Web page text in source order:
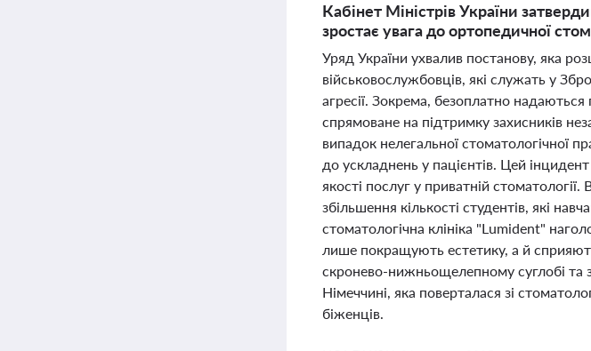
Кабінет Міністрів України
зростає увага до ортопедичної
Уряд України ухвалив постанову, яка
військовослужбовців, які служать у
агресії. Зокрема, безоплатно
спрямоване на підтримку захисників
випадок нелегальної стоматологічної
до ускладнень у пацієнтів. Цей
якості послуг у приватній
збільшення кількості студентів, які
стоматологічна клініка "Lumident"
лише покращують естетику, а й
скронево-нижньощелепному суглобі та
Німеччині, яка поверталася зі
біженців.